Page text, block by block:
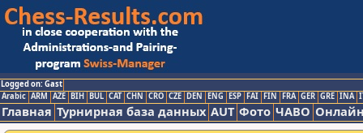
Logged on: Gast
Arabic ARM AZE BIH BUL CAT CHN CRO CZE DEN ENG ESP FAI FIN FRA GER GRE INA
Главная Турнирная база данных AUT Фото ЧАВО